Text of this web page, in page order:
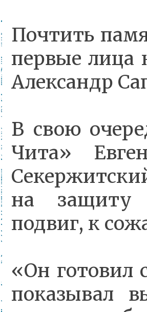
Почтить
первые лица
Александр
В свою
Чита»
на защиту
подвиг, к
«Он готовил
показывал